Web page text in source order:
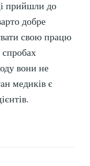
прийшли до
добре
свою працю
спробах
вони не
медиків є